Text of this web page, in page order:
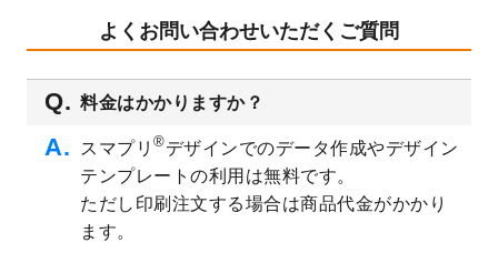
オリジナルサイズ、変型サイズで作成でき
るようになりました！
2023/8/18
チケットのデザインテンプレートを追加し
ました。
2023/8/7
【新商品】チケット
が作成できるようにな
りました！
美容・エステのチラシデザインテンプレー
トを追加しました。
よくお問い合わせいただくご質問
料金はかかりますか？
スマプリ ®デザインでのデータ作成やデザイン
テンプレートの利用は無料です。
ただし印刷注文する場合は商品代金がかかり
ます。